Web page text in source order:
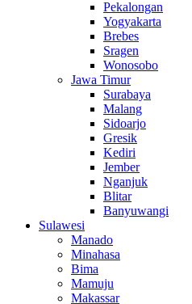
Pekalongan
Yogyakarta
Brebes
Sragen
Wonosobo
Jawa Timur
Surabaya
Malang
Sidoarjo
Gresik
Kediri
Jember
Nganjuk
Blitar
Banyuwangi
Sulawesi
Manado
Minahasa
Bima
Mamuju
Makassar